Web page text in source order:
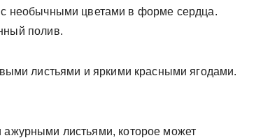
с необычными цветами в форме сердца.
полив.
листьями и яркими красными ягодами.
листьями, которое может